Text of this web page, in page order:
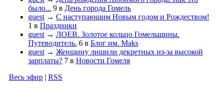
было... 9 в День города Гомель
guest → С наступающим Новым годом и Рождеством!
1 в Праздники
guest → ЛОЕВ. Золотое кольцо Гомельщины.
Путеводитель. 6 в Блог им. Maks
guest → Женщину лишили декретных из-за высокой
зарплаты? 7 в Новости Гомеля
Весь эфир | RSS